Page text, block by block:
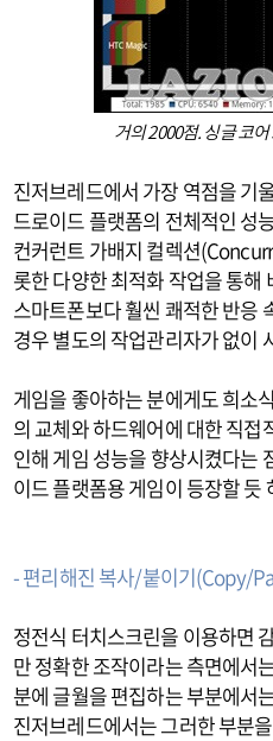
거의 2000점. 싱글 코
진저브레드에서 가장 역점을 기
드로이드 플랫폼의 전체적인 성
컨커런트 가배지 컬렉션
롯한 다양한 최적화 작업을 통
스마트폰보다 훨씬 쾌적한 반응
경우 별도의 작업관리자가 없이
게임을 좋아하는 분에게도 희소
의 교체와 하드웨어에 대한 직
인해 게임 성능을 향상시켰다는
이드 플랫폼용 게임이 등장할 듯
- 편리해진 복사/붙이기(Copy/
정전식 터치스크린을 이용하면
만 정확한 조작이라는 측면에서
분에 글월을 편집하는 부분에서
진저브레드에서는 그러한 부분